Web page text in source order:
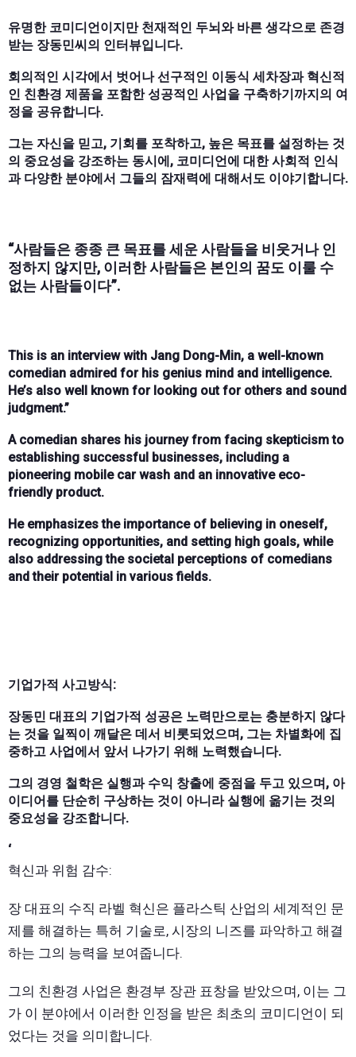
유명한 코미디언이지만 천재적인 두뇌와 바른 생각으로 존경
받는 장동민씨의 인터뷰입니다.
회의적인 시각에서 벗어나 선구적인 이동식 세차장과 혁신적
인 친환경 제품을 포함한 성공적인 사업을 구축하기까지의 여
정을 공유합니다.
그는 자신을 믿고, 기회를 포착하고, 높은 목표를 설정하는 것
의 중요성을 강조하는 동시에, 코미디언에 대한 사회적 인식
과 다양한 분야에서 그들의 잠재력에 대해서도 이야기합니다.
“사람들은 종종 큰 목표를 세운 사람들을 비웃거나 인
정하지 않지만, 이러한 사람들은 본인의 꿈도 이룰 수
없는 사람들이다”.
This is an interview with Jang Dong-Min, a well-known
comedian admired for his genius mind and intelligence.
He’s also well known for looking out for others and sound
judgment.”
A comedian shares his journey from facing skepticism to
establishing successful businesses, including a
pioneering mobile car wash and an innovative eco-
friendly product.
He emphasizes the importance of believing in oneself,
recognizing opportunities, and setting high goals, while
also addressing the societal perceptions of comedians
and their potential in various fields.
기업가적 사고방식:
장동민 대표의 기업가적 성공은 노력만으로는 충분하지 않다
는 것을 일찍이 깨달은 데서 비롯되었으며, 그는 차별화에 집
중하고 사업에서 앞서 나가기 위해 노력했습니다.
그의 경영 철학은 실행과 수익 창출에 중점을 두고 있으며, 아
이디어를 단순히 구상하는 것이 아니라 실행에 옮기는 것의
중요성을 강조합니다.
‘
혁신과 위험 감수:
장 대표의 수직 라벨 혁신은 플라스틱 산업의 세계적인 문
제를 해결하는 특허 기술로, 시장의 니즈를 파악하고 해결
하는 그의 능력을 보여줍니다.
그의 친환경 사업은 환경부 장관 표창을 받았으며, 이는 그
가 이 분야에서 이러한 인정을 받은 최초의 코미디언이 되
었다는 것을 의미합니다.